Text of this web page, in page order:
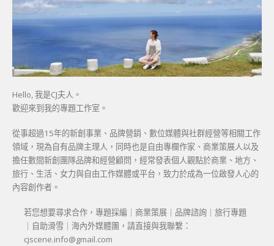
Hello, 我是CJ夫人。
歡迎來到我的專題工作室。
從事超過15年的新創事業、品牌營銷、數位媒體與社群經營等相關工作
領域，現為自有品牌主理人，同時也是自由專欄作家、商業策展人以及
擔任數間新創團隊品牌和經營顧問，經常發表個人觀點於商業、地方、
旅行、生活、女力與自由工作媒體或平台，致力於成為一位啟發人心的
內容創作者。
若您想要尋求合作，專題採編｜商業策展｜品牌諮詢｜旅行專題
｜自助滑雪｜海內外媒體團，請直接與我聯繫：
cjscene.info@gmail.com